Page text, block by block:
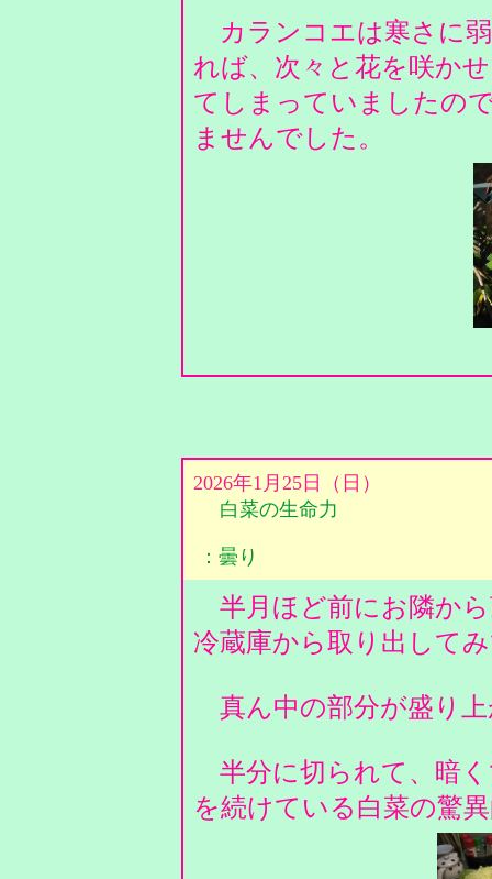
カランコエは寒さに
れば、次々と花を咲か
てしまっていましたの
ませんでした。
2026年1月25日（日）
白菜の生命力
：曇り
半月ほど前にお隣か
冷蔵庫から取り出して
真ん中の部分が盛り
半分に切られて、暗
を続けている白菜の驚